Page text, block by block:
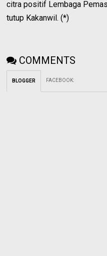
citra positif Lembaga
tutup Kakanwil. (*)
COMMENTS
BLOGGER FACEBOOK: